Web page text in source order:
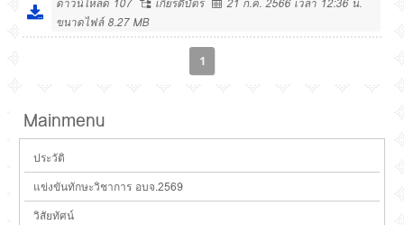
ขนาดไฟล์ 8.27 MB
1
Mainmenu
ประวัติ
แข่งขันทักษะวิชาการ อบจ.2569
วิสัยทัศน์